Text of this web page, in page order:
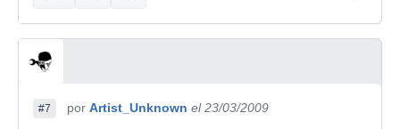
#7 por Artist_Unknown el 23/03/2009